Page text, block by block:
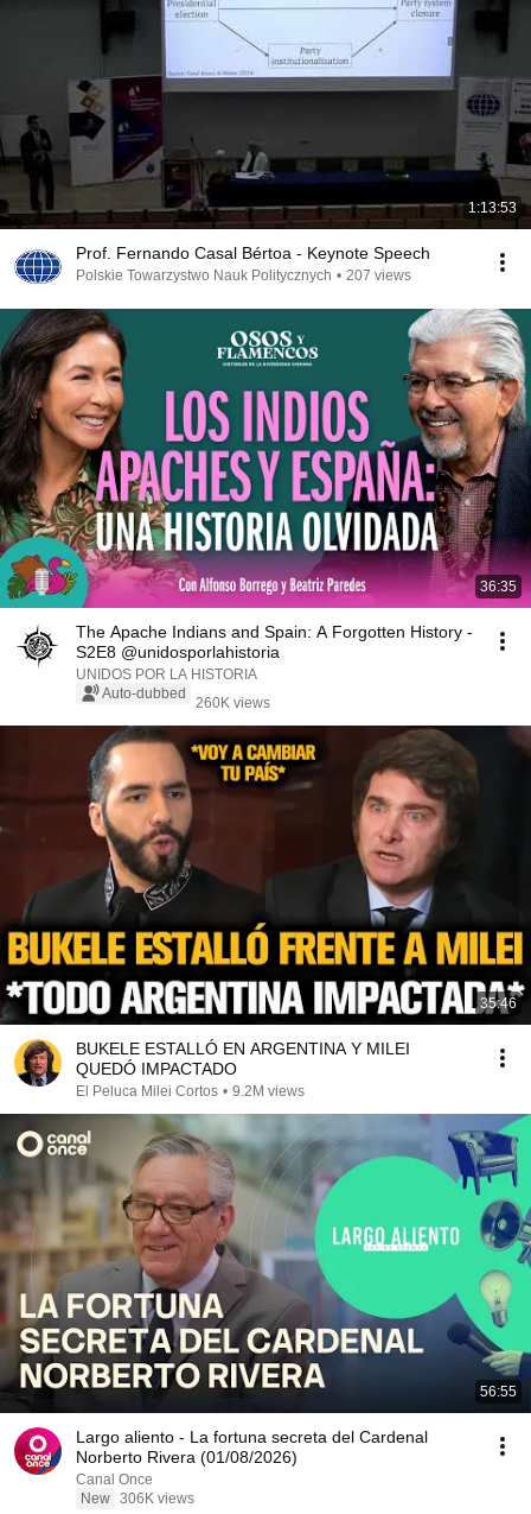
1:13:53
Prof. Fernando Casal Bértoa - Keynote Speech
Polskie Towarzystwo Nauk Politycznych • 207 views
36:35
The Apache Indians and Spain: A Forgotten History -
S2E8 @unidosporlahistoria
UNIDOS POR LA HISTORIA
Auto-dubbed
260K views
35:46
BUKELE ESTALLÓ EN ARGENTINA Y MILEI
QUEDÓ IMPACTADO
El Peluca Milei Cortos • 9.2M views
56:55
Largo aliento - La fortuna secreta del Cardenal
Norberto Rivera (01/08/2026)
Canal Once
New 306K views